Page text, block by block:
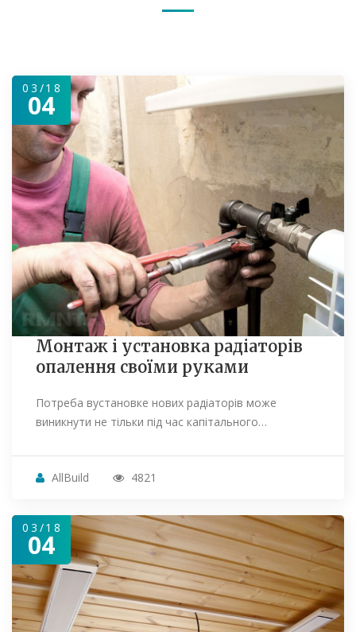
03/18
04
Монтаж і установка радіаторів
опалення своїми руками
Потреба вустановке нових радіаторів може
виникнути не тільки під час капітального…
AllBuild 4821
03/18
04